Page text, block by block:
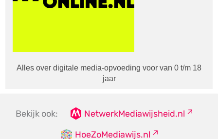
Alles over digitale media-opvoeding voor van 0 t/m 18
jaar
Bekijk ook:
NetwerkMediawijsheid.nl
HoeZoMediawijs.nl